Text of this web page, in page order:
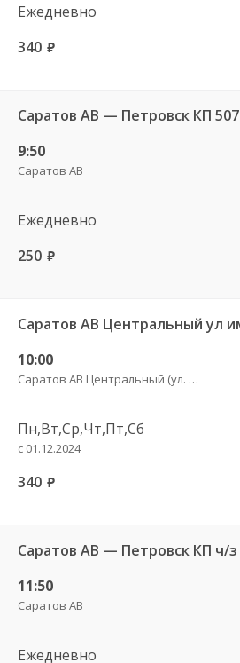
Ежедневно
340 руб.
Саратов АВ — Петровск КП 507
9:50
Саратов АВ
Ежедневно
250 руб.
10:00
Саратов АВ Центральный (ул. им. Пугачева, 179 А)
Пн,Вт,Ср,Чт,Пт,Сб
с 01.12.2024
340 руб.
11:50
Саратов АВ
Ежедневно